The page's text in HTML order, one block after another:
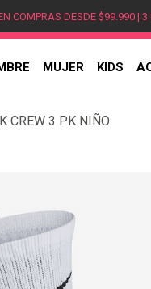
COMPRAS DESDE $99.990 |
MUJER KIDS
CREW 3 PK NIÑO
1.
hombre